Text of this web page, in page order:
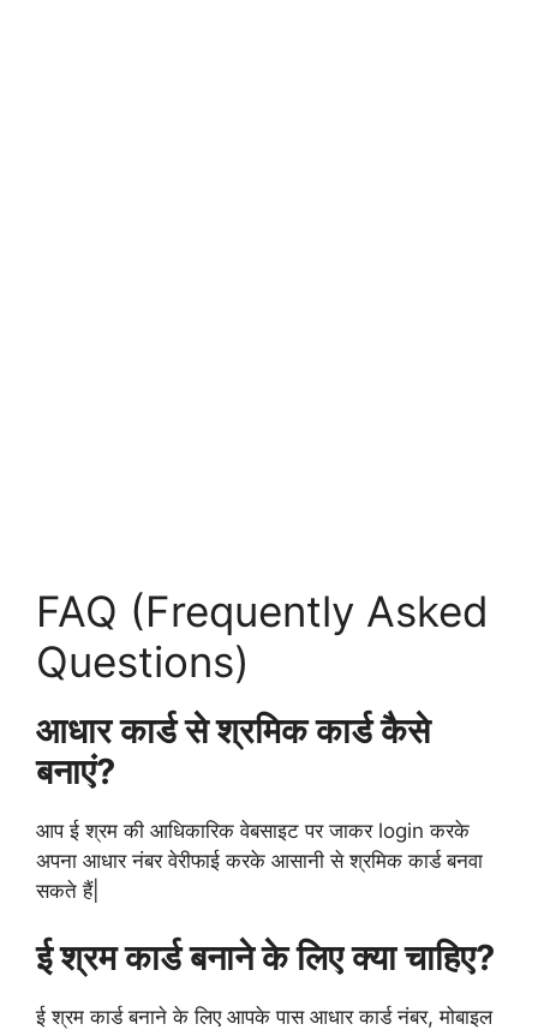
FAQ (Frequently Asked
Questions)
आधार कार्ड से श्रमिक कार्ड कैसे
बनाएं?
आप ई श्रम की आधिकारिक वेबसाइट पर जाकर login करके
अपना आधार नंबर वेरीफाई करके आसानी से श्रमिक कार्ड बनवा
सकते हैं|
ई श्रम कार्ड बनाने के लिए क्या चाहिए?
ई श्रम कार्ड बनाने के लिए आपके पास आधार कार्ड नंबर, मोबाइल